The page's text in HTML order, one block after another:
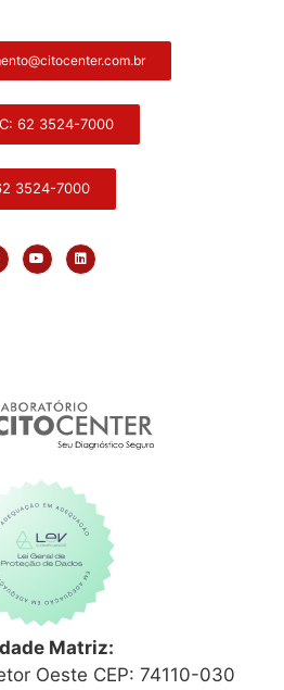
62 3524-7000
3524-7000
Matriz:
Oeste CEP: 74110-030